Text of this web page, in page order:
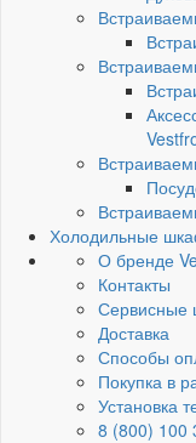
Холодильные
О бренде
Контакты
Сервисные
Доставка
Способы
Покупка в
Установка
8 (800) 100